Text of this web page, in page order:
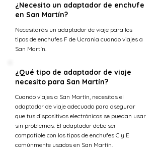
¿Necesito un adaptador de enchufe
en San Martín?
Necesitarás un adaptador de viaje para los
tipos de enchufes F de Ucrania cuando viajes a
San Martín.
¿Qué tipo de adaptador de viaje
necesito para San Martín?
Cuando viajes a San Martín, necesitas el
adaptador de viaje adecuado para asegurar
que tus dispositivos electrónicos se puedan usar
sin problemas. El adaptador debe ser
compatible con los tipos de enchufes C y E
comúnmente usados en San Martín.